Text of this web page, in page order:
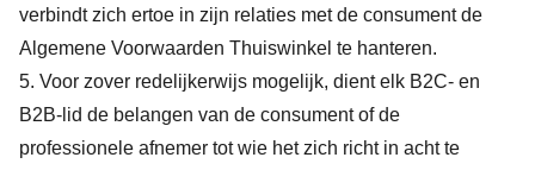
verbindt zich ertoe in zijn relaties met de consument de
Algemene Voorwaarden Thuiswinkel te hanteren.
5. Voor zover redelijkerwijs mogelijk, dient elk B2C- en
B2B-lid de belangen van de consument of de
professionele afnemer tot wie het zich richt in acht te